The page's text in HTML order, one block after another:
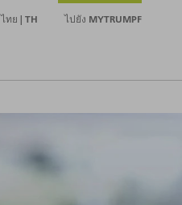
ไทย | TH ไปยัง MYTRUMPF